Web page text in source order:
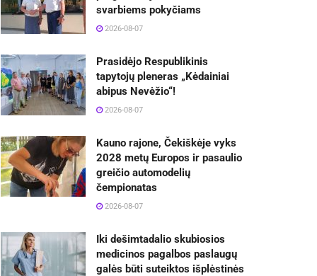
svarbiems pokyčiams
2026-08-07
Prasidėjo Respublikinis
tapytojų pleneras „Kėdainiai
abipus Nevėžio“!
2026-08-07
Kauno rajone, Čekiškėje vyks
2028 metų Europos ir pasaulio
greičio automodelių
čempionatas
2026-08-07
Iki dešimtadalio skubiosios
medicinos pagalbos paslaugų
galės būti suteiktos išplėstinės